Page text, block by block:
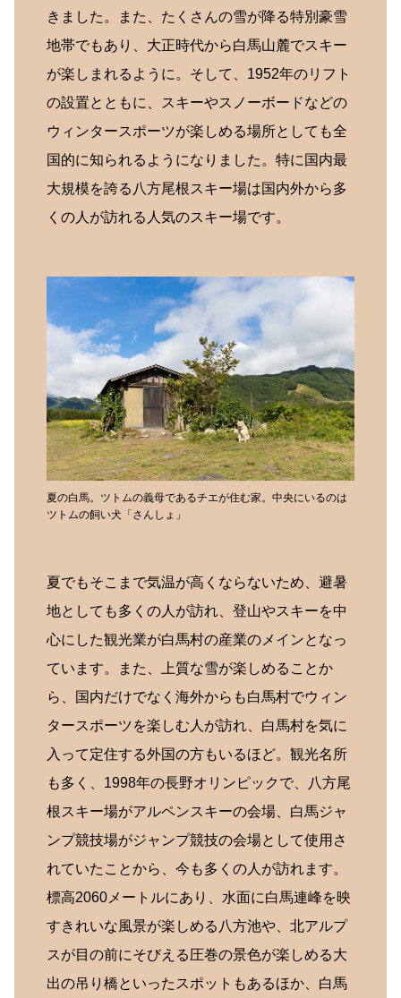
きました。また、たくさんの雪が降る特別豪雪
地帯でもあり、大正時代から白馬山麓でスキー
が楽しまれるように。そして、1952年のリフト
の設置とともに、スキーやスノーボードなどの
ウィンタースポーツが楽しめる場所としても全
国的に知られるようになりました。特に国内最
大規模を誇る八方尾根スキー場は国内外から多
くの人が訪れる人気のスキー場です。
夏の白馬。ツトムの義母であるチエが住む家。中央にいるのは
ツトムの飼い犬「さんしょ」
夏でもそこまで気温が高くならないため、避暑
地としても多くの人が訪れ、登山やスキーを中
心にした観光業が白馬村の産業のメインとなっ
ています。また、上質な雪が楽しめることか
ら、国内だけでなく海外からも白馬村でウィン
タースポーツを楽しむ人が訪れ、白馬村を気に
入って定住する外国の方もいるほど。観光名所
も多く、1998年の長野オリンピックで、八方尾
根スキー場がアルペンスキーの会場、白馬ジャ
ンプ競技場がジャンプ競技の会場として使用さ
れていたことから、今も多くの人が訪れます。
標高2060メートルにあり、水面に白馬連峰を映
すきれいな風景が楽しめる八方池や、北アルプ
スが目の前にそびえる圧巻の景色が楽しめる大
出の吊り橋といったスポットもあるほか、白馬